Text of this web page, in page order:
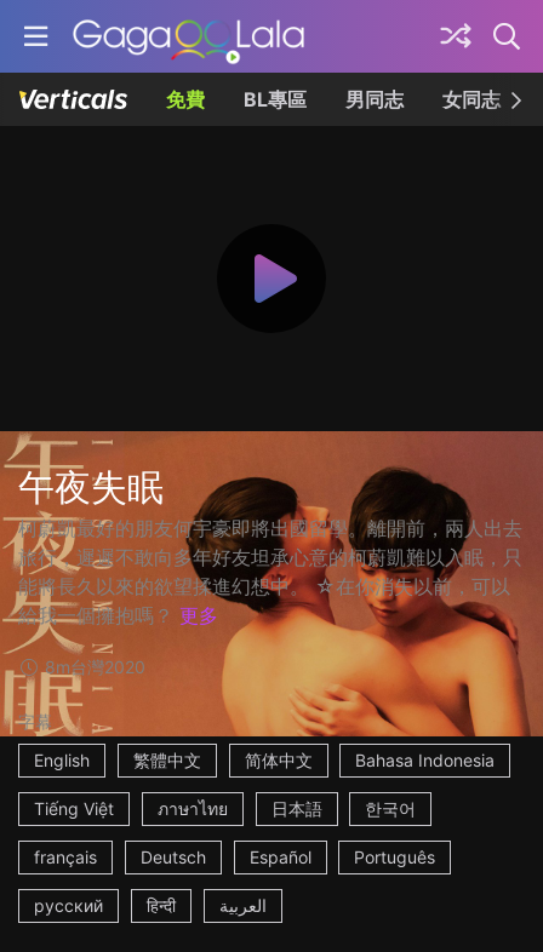
免費 BL專區 男同志 女同志
午夜失眠
柯蔚凱最好的朋友何宇豪即將出國留學。離開前，兩人出去
旅行，遲遲不敢向多年好友坦承心意的柯蔚凱難以入眠，只
能將長久以來的欲望揉進幻想中。 ☆在你消失以前，可以
給我一個擁抱嗎？ 更多
8m台灣2020
字幕
English
繁體中文 简体中文 Bahasa Indonesia
Tiếng Việt ภาษาไทย 日本語 한국어
français Deutsch Español Português
русский हिन्दी العربية